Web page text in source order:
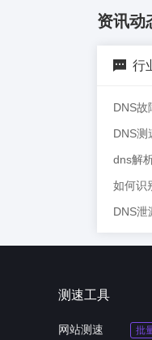
资讯动
行
DNS故
DNS测
dns解
DNS泄
测速工具
网站测速 批